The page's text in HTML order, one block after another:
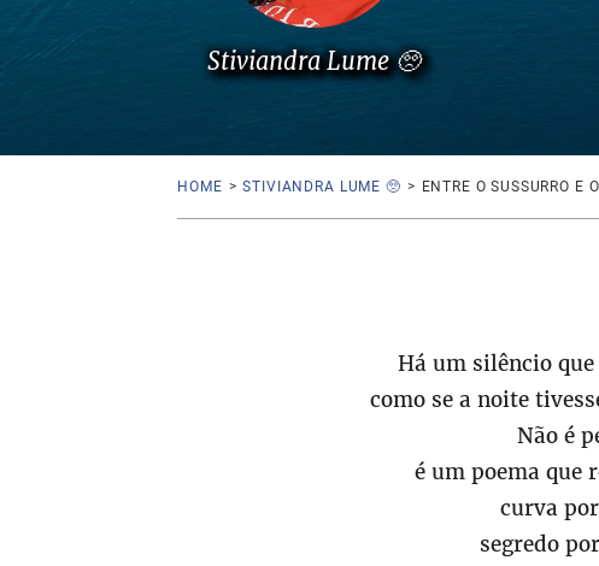
Stiviandra Lume 🥺
HOME > STIVIANDRA LUME 🥺 > ENTRE O SUSSURRO E
Há um silêncio
como se a noite
Não é
é um poema que
curva
segredo